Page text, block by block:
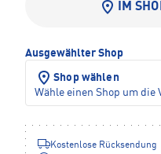
IM
Ausgewählter Shop
Shop wählen
Wähle einen Shop um die
Kostenlose Rücksendung